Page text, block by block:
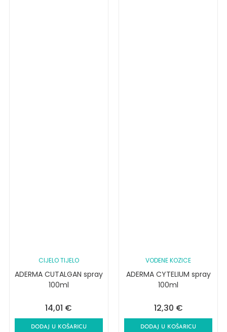
CIJELO TIJELO
ADERMA CUTALGAN spray
100ml
14,01 €
DODAJ U KOŠARICU
VODENE KOZICE
ADERMA CYTELIUM spray
100ml
12,30 €
DODAJ U KOŠARICU